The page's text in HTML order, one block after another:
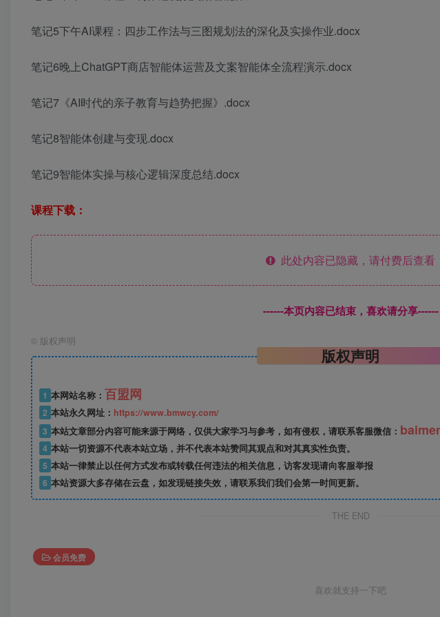
笔记5下午AI课程：四步工作法与三图规划法的深化及实操作业.docx
笔记6晚上ChatGPT商店智能体运营及文案智能体全流程演示.docx
笔记7《AI时代的亲子教育与趋势把握》.docx
笔记8智能体创建与变现.docx
笔记9智能体实操与核心逻辑深度总结.docx
课程下载：
此处内容已隐藏，请付费后查看
------本页内容已结束，喜欢请分享------
© 版权声明
版权声明
1 本网站名称： 百盟网
2 本站永久网址： https://www.bmwcy.com/
3 本站文章部分内容可能来源于网络，仅供大家学习与参考，如有侵权，请联系客服微信：
4 本站一切资源不代表本站立场，并不代表本站赞同其观点和对其真实性负责。
5 本站一律禁止以任何方式发布或转载任何违法的相关信息，访客发现请向客服举报
6 本站资源大多存储在云盘，如发现链接失效，请联系我们我们会第一时间更新。
THE END
会员免费
喜欢就支持一下吧